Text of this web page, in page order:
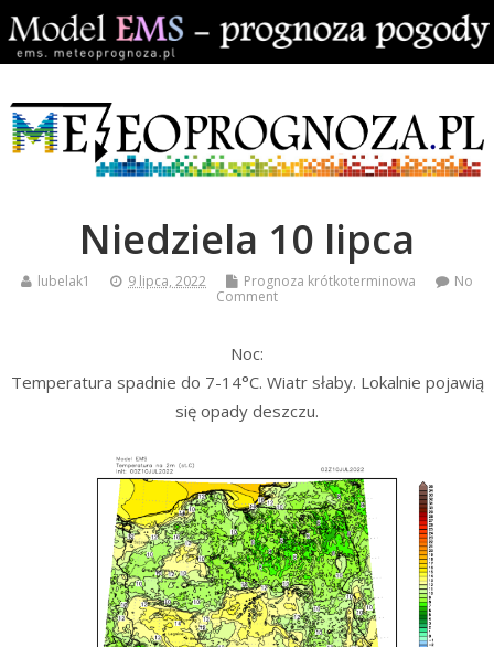
Niedziela 10 lipca
lubelak1 9 lipca, 2022 Prognoza krótkoterminowa
No
Comment
Noc:
Temperatura spadnie do 7-14°C. Wiatr słaby. Lokalnie pojawią
się opady deszczu.